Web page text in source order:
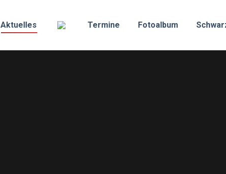
Aktuelles Termine Fotoalbum